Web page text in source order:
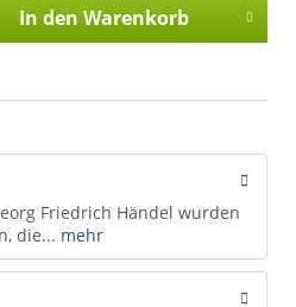
In den Warenkorb
Friedrich Händel wurden
die... mehr